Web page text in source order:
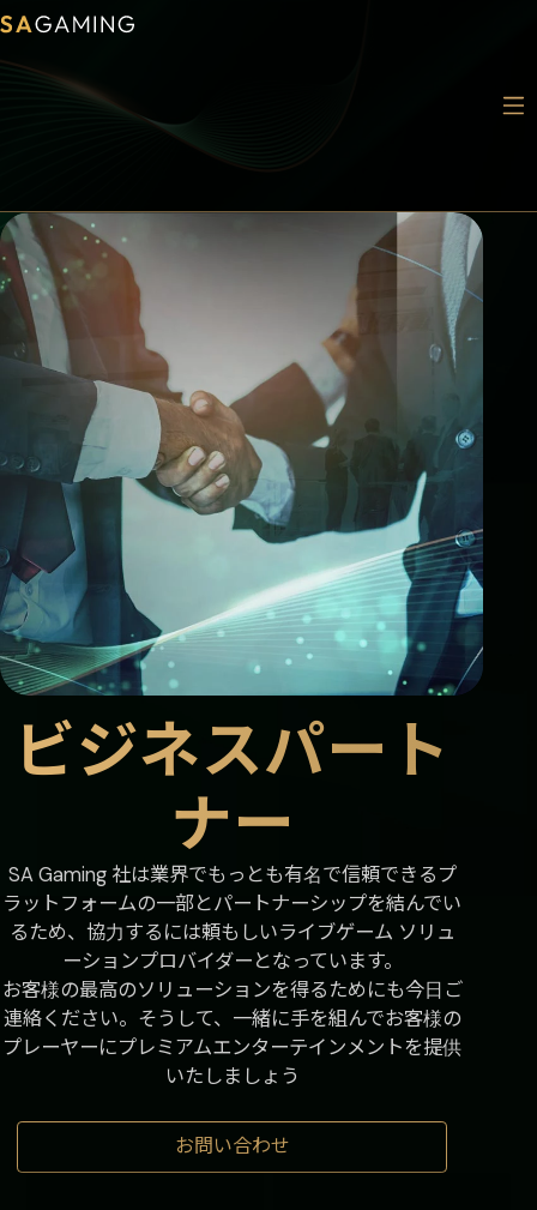
ビジネスパート
ナー
SA Gaming 社は業界でもっとも有名で信頼できるプ
ラットフォームの一部とパートナーシップを結んでい
るため、協力するには頼もしいライブゲーム ソリュ
ーションプロバイダーとなっています。
お客様の最高のソリューションを得るためにも今日ご
連絡ください。そうして、一緒に手を組んでお客様の
プレーヤーにプレミアムエンターテインメントを提供
いたしましょう
お問い合わせ